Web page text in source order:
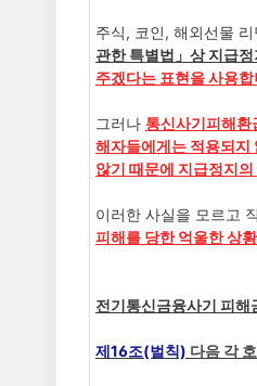
주식, 코인, 해외선물
관한 특별법 」상 지급
주겠다는 표현을 사용
그러나 통신사기피해환
해자들에게는 적용되지
않기 때문에 지급정지
이러한 사실을 모르고
피해를 당한 억울한 상
전기통신금융사기 피해
제16조(벌칙) 다음 각